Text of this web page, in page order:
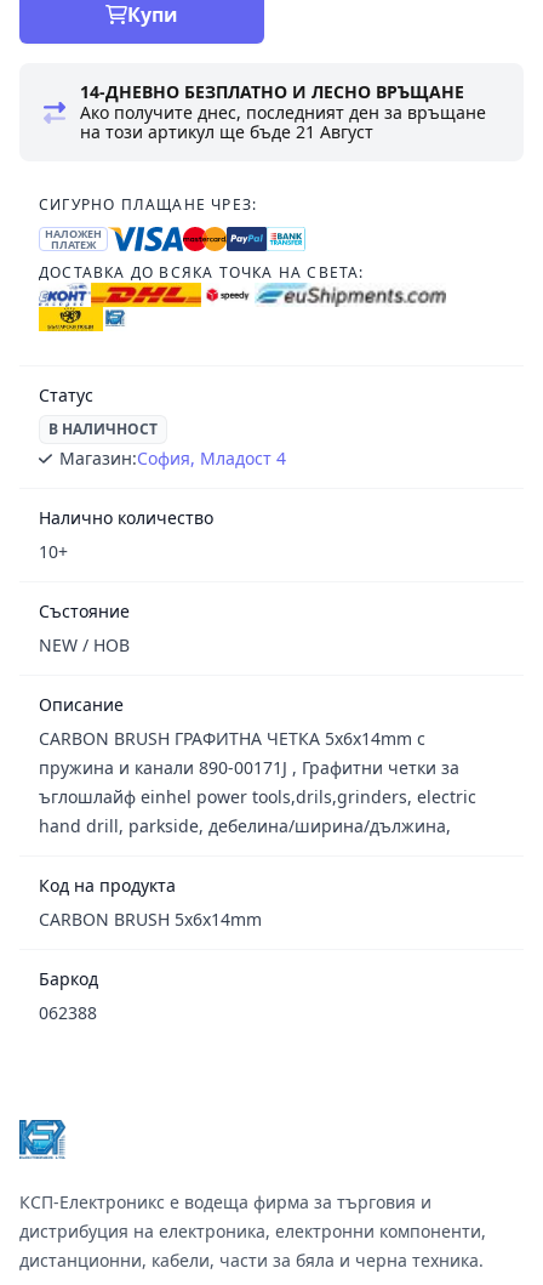
Купи
14-ДНЕВНО БЕЗПЛАТНО И ЛЕСНО ВРЪЩАНЕ
Ако получите днес, последният ден за връщане
на този артикул ще бъде21 Август
СИГУРНО ПЛАЩАНЕ ЧРЕЗ:
НАЛОЖЕН
ПЛАТЕЖ
ДОСТАВКА ДО ВСЯКА ТОЧКА НА СВЕТА:
Статус
В НАЛИЧНОСТ
Магазин:София, Младост 4
Налично количество
10+
Състояние
NEW / НОВ
Описание
CARBON BRUSH ГРАФИТНА ЧЕТКА 5x6x14mm с
пружина и канали 890-00171J , Графитни четки за
ъглошлайф einhel power tools,drils,grinders, electric
hand drill, parkside, дебелина/ширина/дължина,
Код на продукта
CARBON BRUSH 5x6x14mm
Баркод
062388
КСП-Електроникс е водеща фирма за търговия и
дистрибуция на електроника, електронни компоненти,
дистанционни, кабели, части за бяла и черна техника.